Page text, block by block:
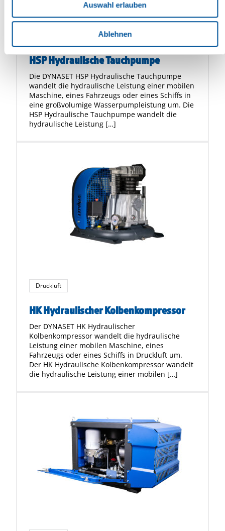
Auswahl erlauben
Ablehnen
HSP Hydraulische Tauchpumpe
Die DYNASET HSP Hydraulische Tauchpumpe
wandelt die hydraulische Leistung einer mobilen
Maschine, eines Fahrzeugs oder eines Schiffs in
eine großvolumige Wasserpumpleistung um. Die
HSP Hydraulische Tauchpumpe wandelt die
hydraulische Leistung […]
Druckluft
HK Hydraulischer Kolbenkompressor
Der DYNASET HK Hydraulischer
Kolbenkompressor wandelt die hydraulische
Leistung einer mobilen Maschine, eines
Fahrzeugs oder eines Schiffs in Druckluft um.
Der HK Hydraulische Kolbenkompressor wandelt
die hydraulische Leistung einer mobilen […]